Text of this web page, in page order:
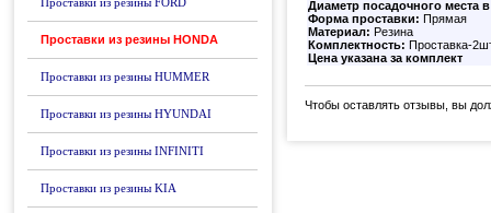
Проставки из резины HONDA
Проставки из резины HUMMER
Проставки из резины HYUNDAI
Проставки из резины INFINITI
Проставки из резины KIA
Диаметр посадочного места
Форма проставки: Прямая
Материал: Резина
Комплектность: Проставка-
Цена указана за комплект
Чтобы оставлять отзывы, вы